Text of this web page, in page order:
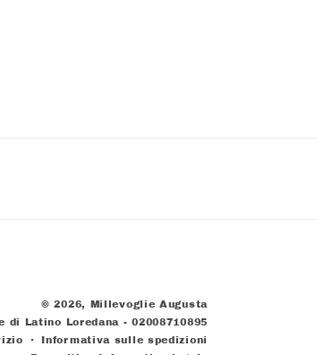
© 2026, Millevoglie Augusta
di Latino Loredana - 02008710895
Informativa sulle spedizioni